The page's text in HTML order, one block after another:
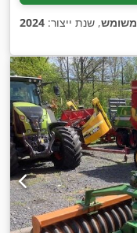
משומש, שנת ייצור: 2024